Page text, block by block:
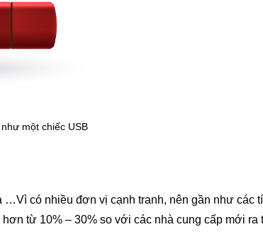
một chiếc USB
có nhiều đơn vị cạnh tranh, nên gần như các
từ 10% – 30% so với các nhà cung cấp mới ra